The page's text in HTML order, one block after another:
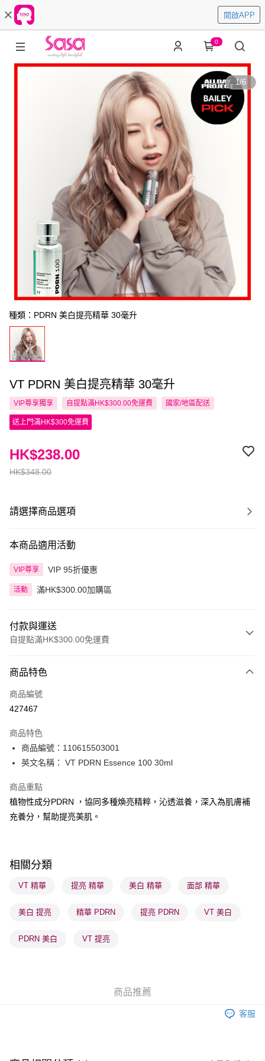
開啟APP
0
1/6
種類：PDRN 美白提亮精華 30毫升
VT PDRN 美白提亮精華 30毫升
VIP尊享獨享 自提點滿HK$300.00免運費 國家/地區配送
送上門滿HK$300免運費
HK$348.00
HK$238.00
請選擇商品選項
本商品適用活動
VIP尊享 VIP 95折優惠
活動 滿HK$300.00加購區
付款與運送
自提點滿HK$300.00免運費
信用卡
Apple Pay
PayMe
WeChat Pay
BoC Pay
送貨方式
每筆HK$65.00，滿HK$300.00或以上免運費
確認發貨後1-3 工作天送達，訂單將隨機分配至SF順豐速運或京東
每筆HK$65.00，滿HK$300.00或以上免運費
每筆HK$20.00，滿HK$100.00或以上免運費
(澳門門市) 只顯示可選門市。確認發貨後2-5個工作天到店，3天內
商品特色
商品編號
427467
商品特色
商品編號：110615503001
英文名稱： VT PDRN Essence 100 30ml
商品重點
植物性成分PDRN ，協同多種煥亮精粹，沁透滋養，深入為肌膚補
充養分，幫助提亮美肌。
相關分類
VT 精華 提亮 精華 美白 精華 面部 精華
美白 提亮 精華 PDRN 提亮 PDRN VT 美白
PDRN 美白 VT 提亮
商品推薦
客服